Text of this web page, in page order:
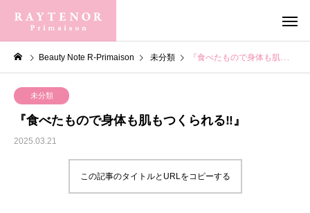
Beauty Note R-Primaison 未分類 『食べたもので身体も肌もつくられる‼︎』
未分類
『食べたもので身体も肌もつくられる‼︎』
2025.03.21
この記事のタイトルとURLをコピーする